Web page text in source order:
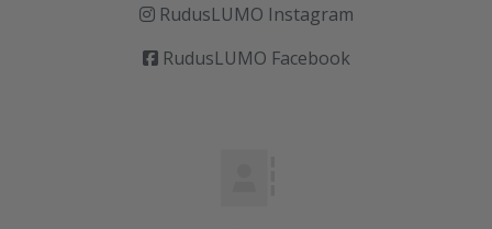
RudusLUMO Instagram
RudusLUMO Facebook